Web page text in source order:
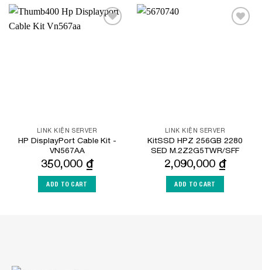
LINK KIỆN SERVER
HP DisplayPort Cable Kit -
VN567AA
350,000 ₫
ADD TO CART
LINK KIỆN SERVER
KitSSD HPZ 256GB 2280
SED M.2Z2G5TWR/SFF
2,090,000 ₫
ADD TO CART